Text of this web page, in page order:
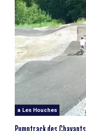
a Les Houches